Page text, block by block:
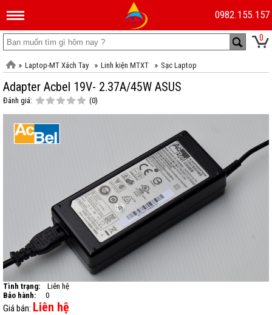
0982.155.157
0
Laptop-MT Xách Tay Linh kiện MTXT Sạc Laptop
Adapter Acbel 19V- 2.37A/45W ASUS
Đánh giá: (0)
Tình trạng:
Liên hệ
Bảo hành:
0
Giá bán: Liên hệ